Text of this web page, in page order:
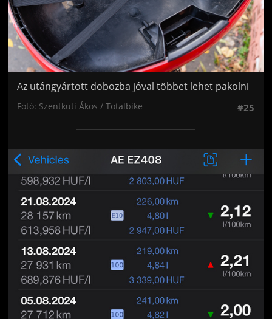
Az utángyártott dobozba jóval többet lehet pakolni
Fotó: Szentkuti Ákos / Totalbike #25
Jön még kép!